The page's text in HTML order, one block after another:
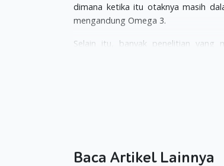
dimana ketika itu otaknya masih
mengandung Omega 3.
Selain itu, banyak penelitian yang
mendengarkan musik. Mereka
sederhana dan sudah bisa
Baca Artikel Lainnya